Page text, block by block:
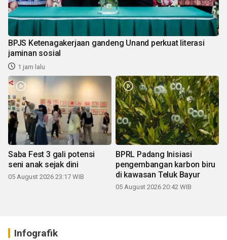
BPJS Ketenagakerjaan gandeng Unand perkuat literasi
jaminan sosial
1 jam lalu
Saba Fest 3 gali potensi
seni anak sejak dini
05 August 2026 23:17 WIB
BPRL Padang Inisiasi
pengembangan karbon biru
di kawasan Teluk Bayur
05 August 2026 20:42 WIB
Infografik